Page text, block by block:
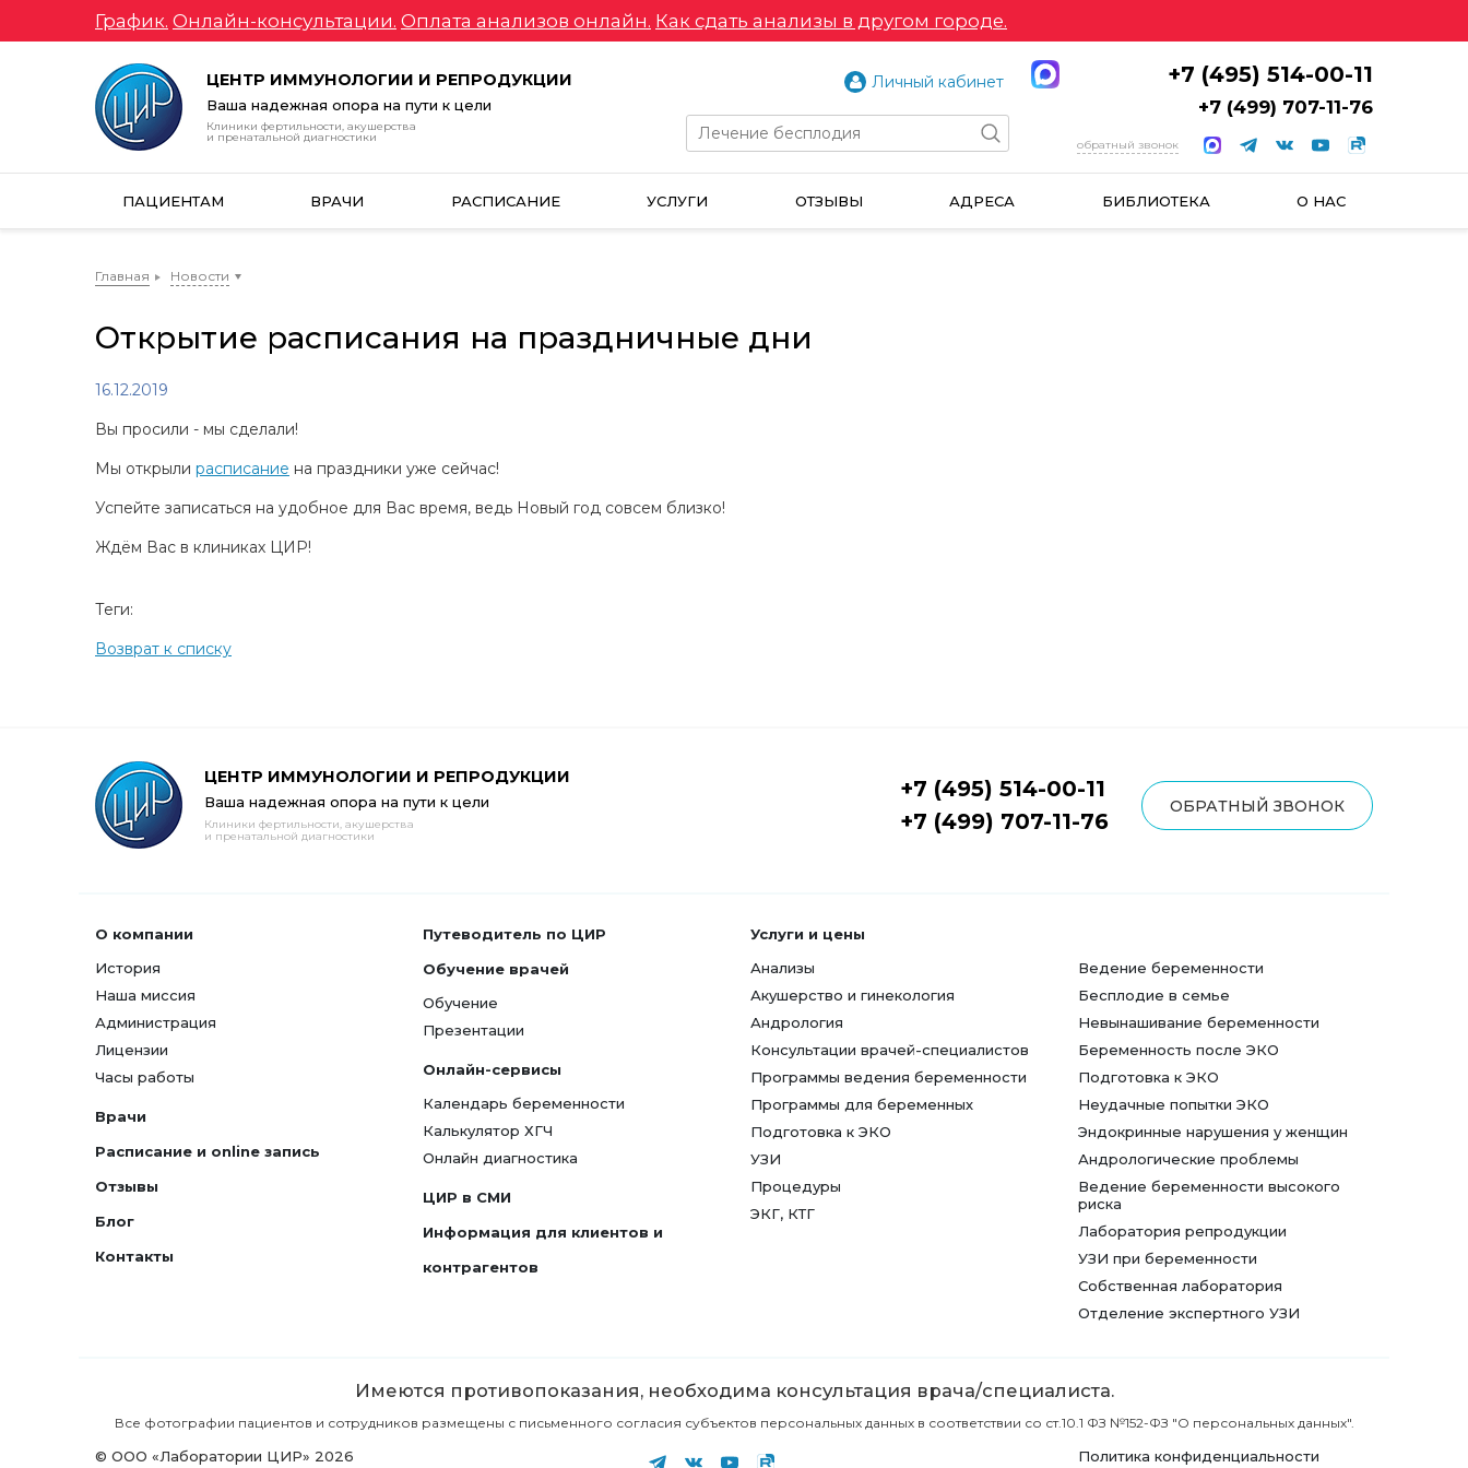
График. Онлайн-консультации. Оплата анализов онлайн. Как сдать анализы в другом городе.
ЦЕНТР ИММУНОЛОГИИ И РЕПРОДУКЦИИ
Ваша надежная опора на пути к цели
Клиники фертильности, акушерства
и пренатальной диагностики
Личный кабинет +7 (495) 514-00-11
+7 (499) 707-11-76
обратный звонок
ПАЦИЕНТАМ ВРАЧИ РАСПИСАНИЕ УСЛУГИ ОТЗЫВЫ АДРЕСА БИБЛИОТЕКА О НАС
Главная Новости
Открытие расписания на праздничные дни
16.12.2019
Вы просили - мы сделали!
Мы открыли расписание на праздники уже сейчас!
Успейте записаться на удобное для Вас время, ведь Новый год совсем близко!
Ждём Вас в клиниках ЦИР!
Теги:
Возврат к списку
ЦЕНТР ИММУНОЛОГИИ И РЕПРОДУКЦИИ
Ваша надежная опора на пути к цели
Клиники фертильности, акушерства
и пренатальной диагностики
+7 (495) 514-00-11
+7 (499) 707-11-76
ОБРАТНЫЙ ЗВОНОК
О компании
История
Наша миссия
Администрация
Лицензии
Часы работы
Врачи
Расписание и online запись
Отзывы
Блог
Контакты
Путеводитель по ЦИР
Обучение врачей
Обучение
Презентации
Онлайн-сервисы
Календарь беременности
Калькулятор ХГЧ
Онлайн диагностика
ЦИР в СМИ
Информация для клиентов и
контрагентов
Услуги и цены
Анализы
Акушерство и гинекология
Андрология
Консультации врачей-специалистов
Программы ведения беременности
Программы для беременных
Подготовка к ЭКО
УЗИ
Процедуры
ЭКГ, КТГ
Ведение беременности
Бесплодие в семье
Невынашивание беременности
Беременность после ЭКО
Подготовка к ЭКО
Неудачные попытки ЭКО
Эндокринные нарушения у женщин
Андрологические проблемы
Ведение беременности высокого
риска
Лаборатория репродукции
УЗИ при беременности
Собственная лаборатория
Отделение экспертного УЗИ
Имеются противопоказания, необходима консультация врача/специалиста.
Все фотографии пациентов и сотрудников размещены с письменного согласия субъектов персональных данных в соответствии со ст.10.1 ФЗ №152-ФЗ "О персональных данных".
© ООО «Лаборатории ЦИР» 2026 Политика конфиденциальности